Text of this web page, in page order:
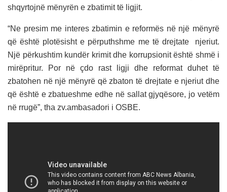
shqyrtojnë mënyrën e zbatimit të ligjit.
“Ne presim me interes zbatimin e reformës në një mënyrë
që është plotësisht e përputhshme me të drejtate njeriut.
Një përkushtim kundër krimit dhe korrupsionit është shmë i
mirëpritur. Por në çdo rast ligji dhe reformat duhet të
zbatohen në një mënyrë që zbaton të drejtate e njeriut dhe
që është e zbatueshme edhe në sallat gjyqësore, jo vetëm
në rrugë”, tha zv.ambasadori i OSBE.